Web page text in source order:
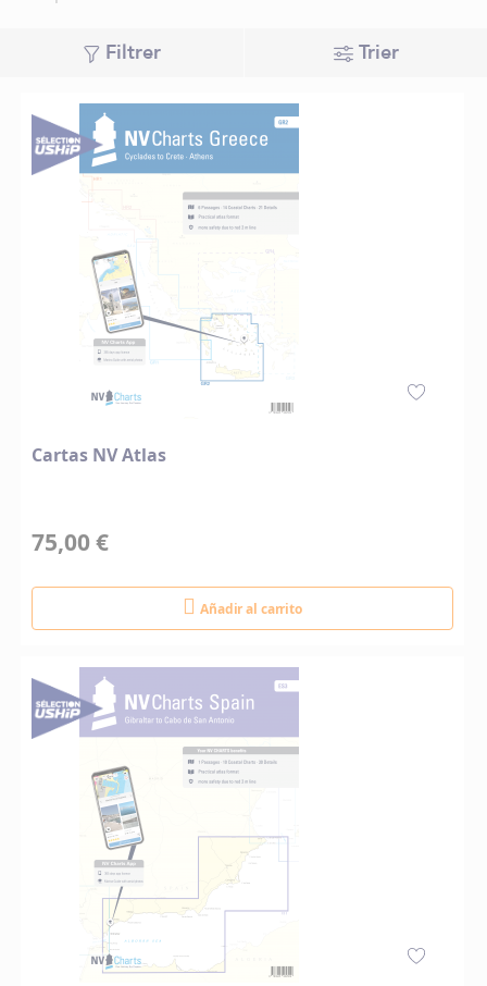
Filtrer Trier
Cartas NV Atlas
75,00 €
Añadir al carrito